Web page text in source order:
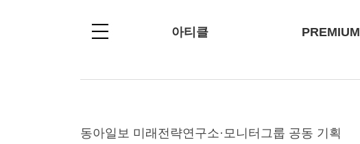
아티클 PREMIUM
동아일보 미래전략연구소·모니터그룹 공동 기획